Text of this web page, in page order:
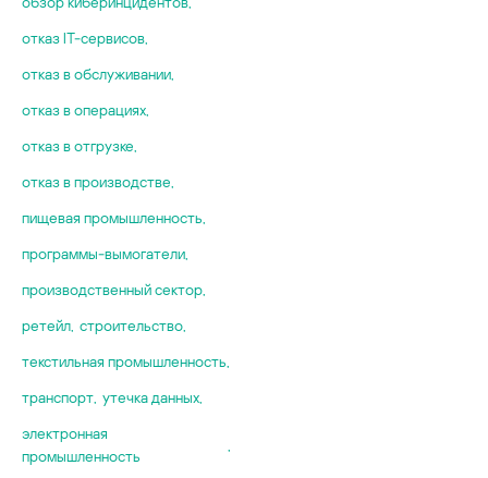
отказ IT-сервисов
отказ в обслуживании
отказ в операциях
отказ в отгрузке
отказ в производстве
пищевая промышленность
программы-вымогатели
производственный сектор
ретейл строительство
текстильная промышленность
транспорт утечка данных
электронная
промышленность